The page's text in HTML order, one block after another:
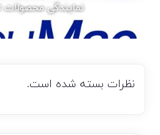
نمایندگی محصولات AccuMac
نظرات بسته شده است.